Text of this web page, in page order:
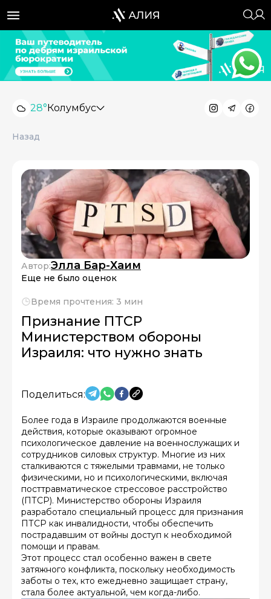
28° Колумбус
Назад
Автор:Элла Бар-Хаим
Еще не было оценок
Время прочтения: 3 мин
Признание ПТСР
Министерством обороны
Израиля: что нужно знать
Поделиться:
Более года в Израиле продолжаются военные
действия, которые оказывают огромное
психологическое давление на военнослужащих и
сотрудников силовых структур. Многие из них
сталкиваются с тяжелыми травмами, не только
физическими, но и психологическими, включая
посттравматическое стрессовое расстройство
(ПТСР). Министерство обороны Израиля
разработало специальный процесс для признания
ПТСР как инвалидности, чтобы обеспечить
пострадавшим от войны доступ к необходимой
помощи и правам.
Этот процесс стал особенно важен в свете
затяжного конфликта, поскольку необходимость
заботы о тех, кто ежедневно защищает страну,
стала более актуальной, чем когда-либо.